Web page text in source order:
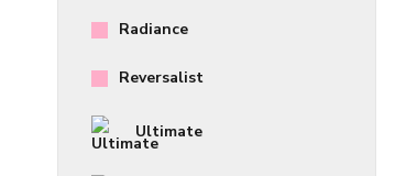
Radiance
Reversalist
Ultimate